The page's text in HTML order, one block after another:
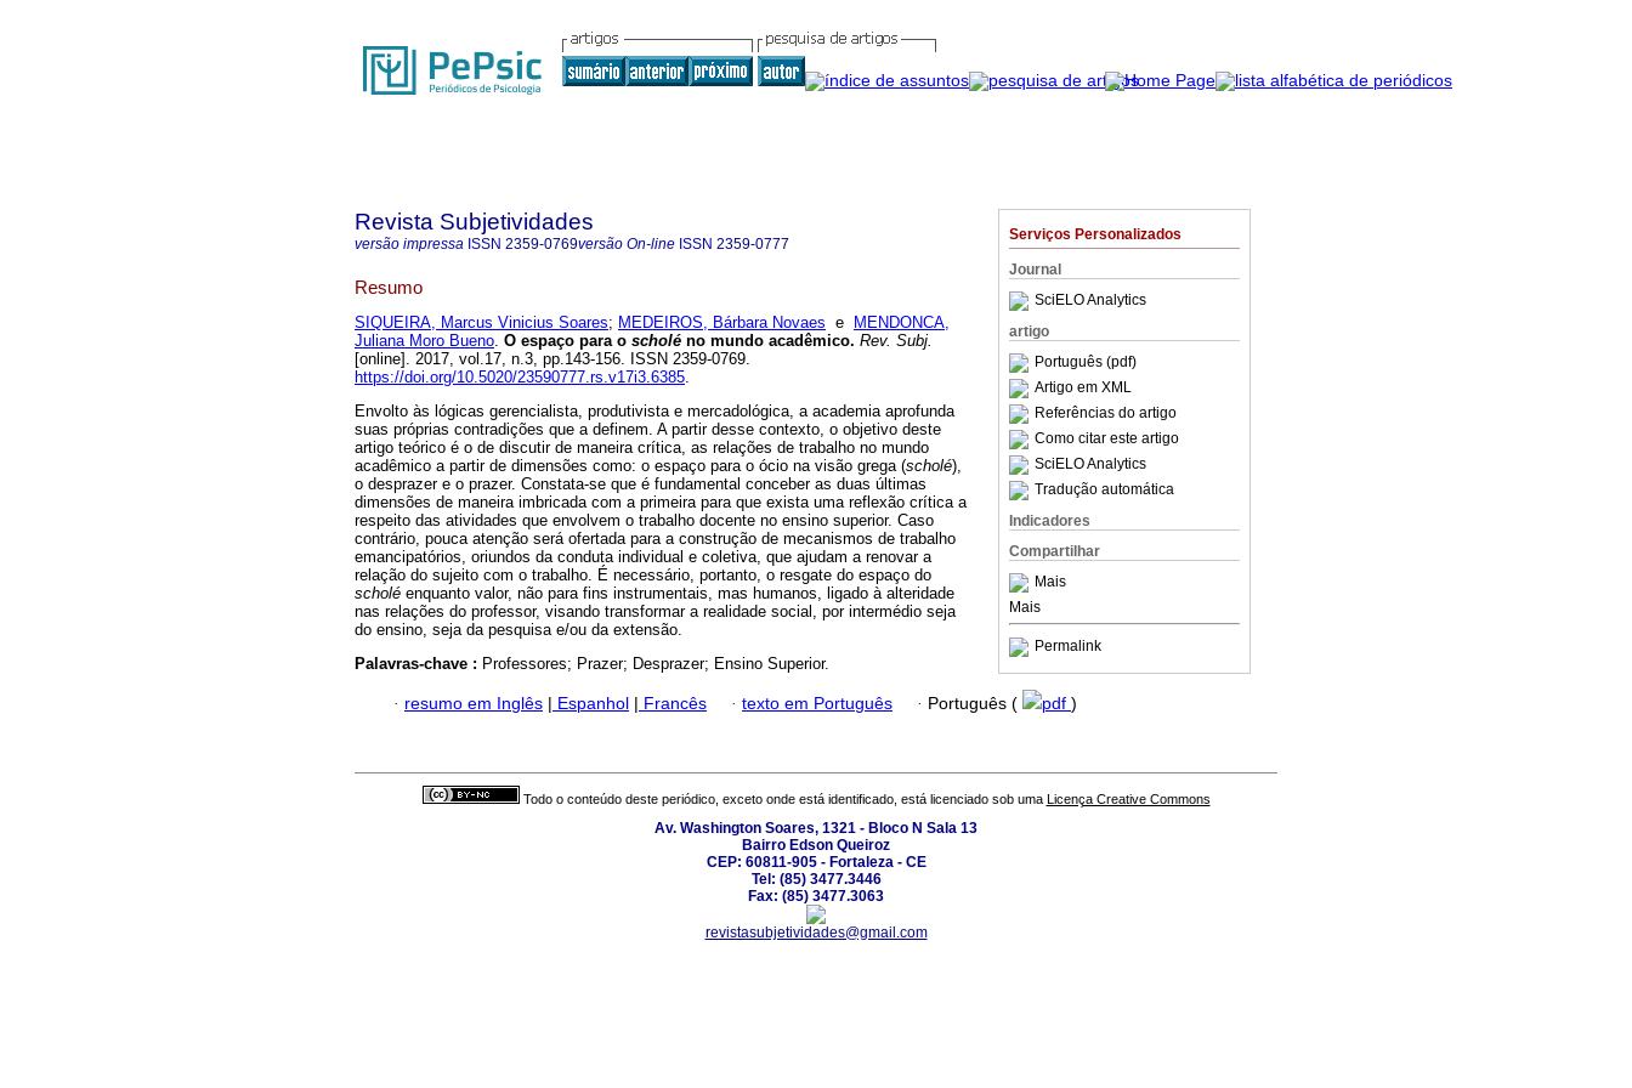
Serviços Personalizados
Journal
SciELO Analytics
artigo
Português (pdf)
Artigo em XML
Referências do artigo
Como citar este artigo
SciELO Analytics
Tradução automática
Indicadores
Compartilhar
Mais
Mais
Permalink
Revista Subjetividades
versão impressa ISSN 2359-0769versão On-line ISSN 2359-0777
Resumo
SIQUEIRA, Marcus Vinicius Soares; MEDEIROS, Bárbara Novaes e
MENDONCA,
Juliana Moro Bueno. O espaço para o scholé no mundo acadêmico. Rev. Subj.
[online]. 2017, vol.17, n.3, pp.143-156. ISSN 2359-0769.
https://doi.org/10.5020/23590777.rs.v17i3.6385.
Envolto às lógicas gerencialista, produtivista e mercadológica, a academia aprofunda
suas próprias contradições que a definem. A partir desse contexto, o objetivo deste
artigo teórico é o de discutir de maneira crítica, as relações de trabalho no mundo
acadêmico a partir de dimensões como: o espaço para o ócio na visão grega (scholé),
o desprazer e o prazer. Constata-se que é fundamental conceber as duas últimas
dimensões de maneira imbricada com a primeira para que exista uma reflexão crítica a
respeito das atividades que envolvem o trabalho docente no ensino superior. Caso
contrário, pouca atenção será ofertada para a construção de mecanismos de trabalho
emancipatórios, oriundos da conduta individual e coletiva, que ajudam a renovar a
relação do sujeito com o trabalho. É necessário, portanto, o resgate do espaço do
scholé enquanto valor, não para fins instrumentais, mas humanos, ligado à alteridade
nas relações do professor, visando transformar a realidade social, por intermédio seja
do ensino, seja da pesquisa e/ou da extensão.
Palavras-chave : Professores; Prazer; Desprazer; Ensino Superior.
· resumo em Inglês | Espanhol | Francês · texto em Português · Português ( pdf )
Todo o conteúdo deste periódico, exceto onde está identificado, está licenciado sob uma Licença Creative Commons
Av. Washington Soares, 1321 - Bloco N Sala 13
Bairro Edson Queiroz
CEP: 60811-905 - Fortaleza - CE
Tel: (85) 3477.3446
Fax: (85) 3477.3063
revistasubjetividades@gmail.com